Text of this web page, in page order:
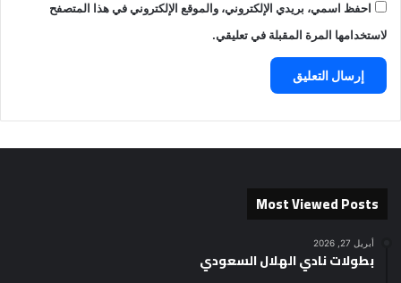
احفظ اسمي، بريدي الإلكتروني، والموقع الإلكتروني في هذا المتصفح
لاستخدامها المرة المقبلة في تعليقي.
Most Viewed Posts
أبريل 27, 2026
بطولات نادي الهلال السعودي